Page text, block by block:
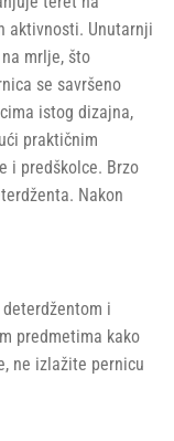
aktivnosti. Unutarnji
mrlje, što
se savršeno
istog dizajna,
praktičnim
i predškolce. Brzo
Nakon
i
predmetima kako
ne izlažite pernicu